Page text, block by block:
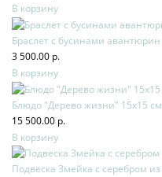
В корзину
Браслет с бусинами авантюрин
3 500.00 р.
В корзину
Блюдо "Дерево жизни" 15х15 см
15 500.00 р.
В корзину
Подвеска Змейка с серебром